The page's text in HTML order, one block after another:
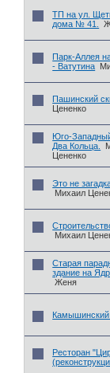
ТП на ул.
дома № 41.
Парк-Аллея
- Ватутина
Пашинский
Цененко
Юго-
Два Кольца.
Цененко
Это не
Михаил
Михаил
Старая
здание на
Женя
Камышинский
Ресторан